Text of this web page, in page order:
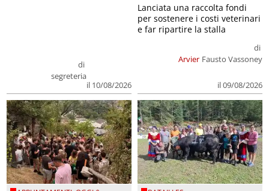
di
segreteria
il 10/08/2026
Arvier
di
Fausto Vassoney
il 09/08/2026
Lanciata una raccolta fondi
per sostenere i costi veterinari
e far ripartire la stalla